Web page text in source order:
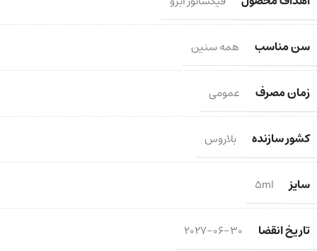
سن مناسب همه سنین
زمان مصرف عمومی
کشور سازنده بلاروس
سایز 5ml
تاریخ انقضا 2027-06-30